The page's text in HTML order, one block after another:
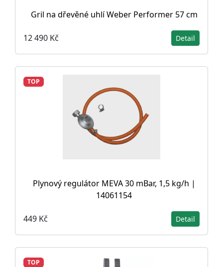
Gril na dřevěné uhlí Weber Performer 57 cm
12 490 Kč Detail
TOP
Plynový regulátor MEVA 30 mBar, 1,5 kg/h |
14061154
449 Kč Detail
TOP